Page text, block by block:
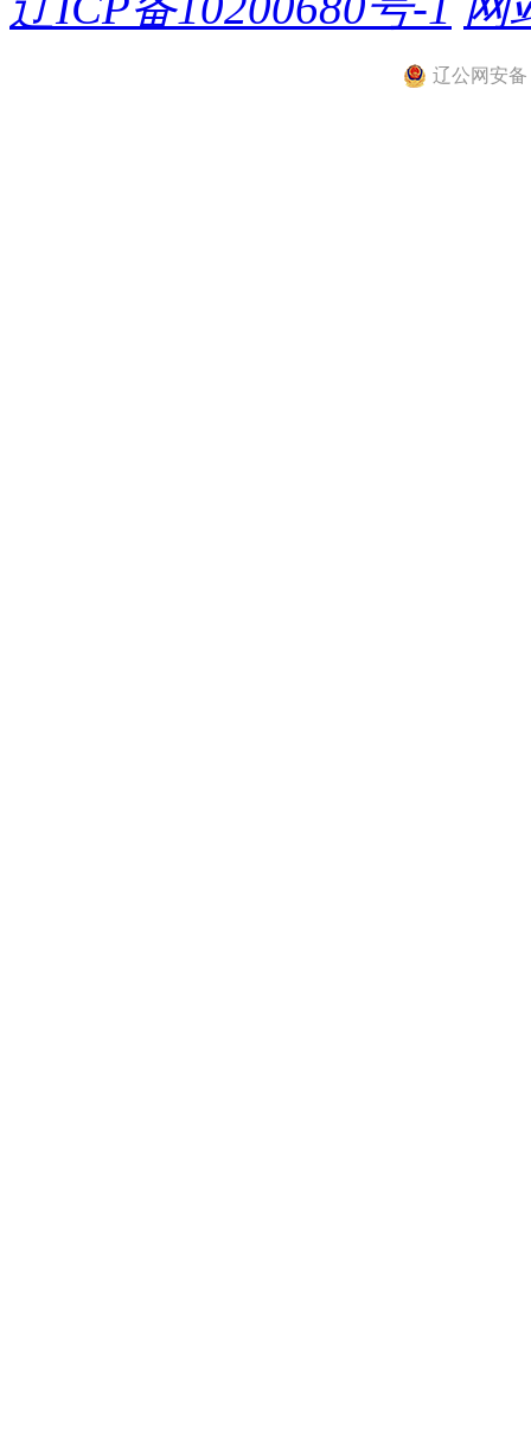
辽公网安备